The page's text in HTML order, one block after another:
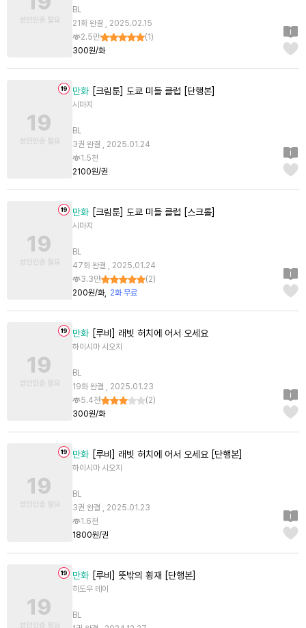
BL
21화 완결 , 2025.02.15
2.5만
(1 )
300원/화
만화 [크림툰] 도쿄 미들 클럽 [단행본]
시마지
BL
3권 완결 , 2025.01.24
1.5천
2100원/권
만화 [크림툰] 도쿄 미들 클럽 [스크롤]
시마지
BL
47화 완결 , 2025.01.24
3.3만
(2)
200원/화
2화 무료
만화 [루비] 래빗 허치에 어서 오세요
하이시마 시오지
BL
19화 완결 , 2025.01.23
5.4천
(2)
300원/화
만화 [루비] 래빗 허치에 어서 오세요 [단행본]
하이시마 시오지
BL
3권 완결 , 2025.01.23
1.6천
1800원/권
만화 [루비] 뜻밖의 횡재 [단행본]
히도우 테이
BL